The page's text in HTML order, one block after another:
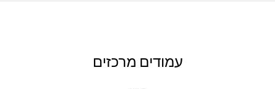
עמודים מרכזים